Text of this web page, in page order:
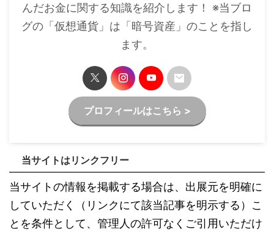
んだお金に関する知識を紹介します！ ※当ブロ
グの「仮想通貨」は「暗号資産」のことを指し
ます。
プロフィールはこちら >
当サイトはリンクフリー
当サイトの情報を掲載する場合は、出展元を明確に
していただく（リンクにて該当記事を明示する）こ
とを条件として、管理人の許可なくご引用いただけ